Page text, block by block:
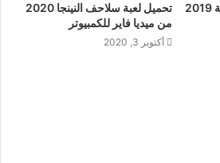
تحميل كروس فاير المصرية 2019
تحميل لعبة سلاحف النينجا 2020
من ميديا فاير للكمبيوتر
أكتوبر 3, 2020